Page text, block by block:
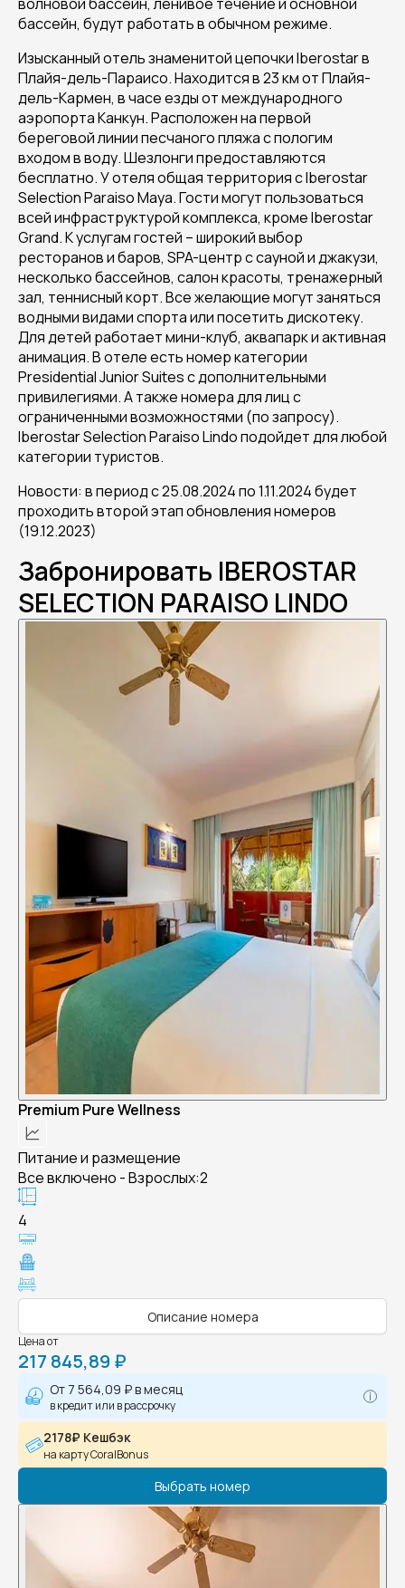
бассейн, будут работать в обычном режиме.
Изысканный отель знаменитой цепочки Iberostar в
Плайя-дель-Параисо. Находится в 23 км от Плайя-
дель-Кармен, в часе езды от международного
аэропорта Канкун. Расположен на первой
береговой линии песчаного пляжа с пологим
входом в воду. Шезлонги предоставляются
бесплатно. У отеля общая территория с Iberostar
Selection Paraiso Maya. Гости могут пользоваться
всей инфраструктурой комплекса, кроме Iberostar
Grand. К услугам гостей – широкий выбор
ресторанов и баров, SPA-центр с сауной и джакузи,
несколько бассейнов, салон красоты, тренажерный
зал, теннисный корт. Все желающие могут заняться
водными видами спорта или посетить дискотеку.
Для детей работает мини-клуб, аквапарк и активная
анимация. В отеле есть номер категории
Presidential Junior Suites с дополнительными
привилегиями. А также номера для лиц с
ограниченными возможностями (по запросу).
Iberostar Selection Paraiso Lindo подойдет для любой
категории туристов.
Новости: в период с 25.08.2024 по 1.11.2024 будет
проходить второй этап обновления номеров
(19.12.2023)
Забронировать IBEROSTAR
SELECTION PARAISO LINDO
Premium Pure Wellness
Питание и размещение
Все включено - Взрослых:2
4
Описание номера
Цена от
217 845,89 ₽
От 7 564,09 ₽в месяц
в кредит или в рассрочку
2178₽ Кешбэк
на карту CoralBonus
Выбрать номер